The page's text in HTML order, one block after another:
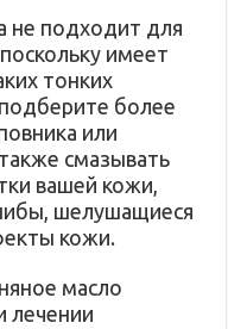
не подходит для
имеет
тонких
более
или
смазывать
вашей кожи,
шелушащиеся
кожи.
масло
лечении